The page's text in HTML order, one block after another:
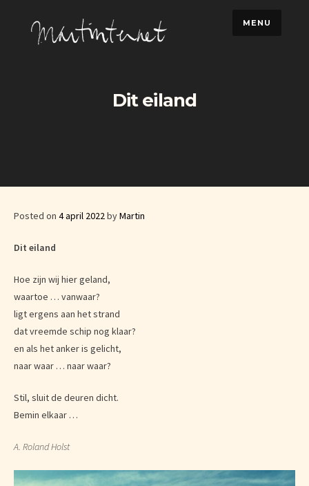
MENU
Dit eiland
Posted on 4 april 2022byMartin
Dit eiland
Hoe zijn wij hier geland,
waartoe … vanwaar?
ligt ergens aan het strand
dat vreemde schip nog klaar?
en als het anker is gelicht,
naar waar … naar waar?
Stil, sluit de deuren dicht.
Bemin elkaar …
A. Roland Holst